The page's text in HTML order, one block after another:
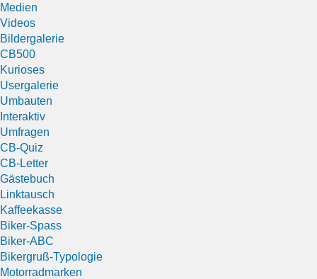
Medien
Videos
Bildergalerie
CB500
Kurioses
Usergalerie
Umbauten
Interaktiv
Umfragen
CB-Quiz
CB-Letter
Gästebuch
Linktausch
Kaffeekasse
Biker-Spass
Biker-ABC
Bikergruß-Typologie
Motorradmarken